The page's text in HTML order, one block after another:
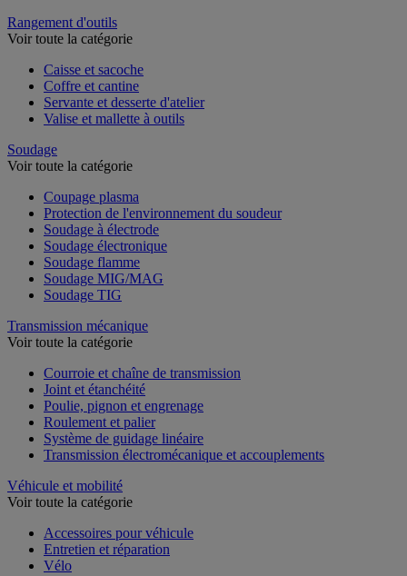
Rangement d'outils
Voir toute la catégorie
Caisse et sacoche
Coffre et cantine
Servante et desserte d'atelier
Valise et mallette à outils
Soudage
Voir toute la catégorie
Coupage plasma
Protection de l'environnement du soudeur
Soudage à électrode
Soudage électronique
Soudage flamme
Soudage MIG/MAG
Soudage TIG
Transmission mécanique
Voir toute la catégorie
Courroie et chaîne de transmission
Joint et étanchéité
Poulie, pignon et engrenage
Roulement et palier
Système de guidage linéaire
Transmission électromécanique et accouplements
Véhicule et mobilité
Voir toute la catégorie
Accessoires pour véhicule
Entretien et réparation
Vélo